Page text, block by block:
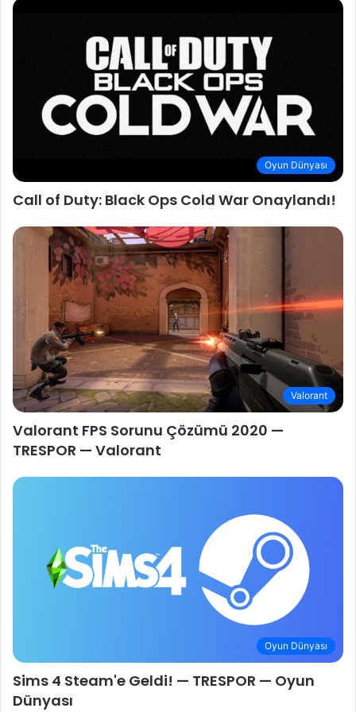
Oyun Dünyası
Call of Duty: Black Ops Cold War Onaylandı!
Valorant
Valorant FPS Sorunu Çözümü 2020 —
TRESPOR — Valorant
Oyun Dünyası
Sims 4 Steam'e Geldi! — TRESPOR — Oyun
Dünyası